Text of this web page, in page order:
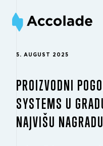
5. AUGUST 2025
PROIZVODNI
SYSTEMS U
NAJVIŠU